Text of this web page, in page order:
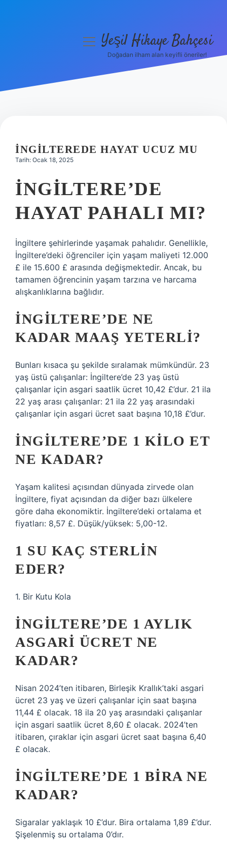
Hakkımızda
menüyüYeşil Hikaye Bahçesi
Doğadan ilham alan keyifli öneriler!
İNGILTEREDE HAYAT UCUZ MU
Tarih: Ocak 18, 2025
İNGILTERE’DE
HAYAT PAHALI MI?
İngiltere şehirlerinde yaşamak pahalıdır. Genellikle,
İngiltere’deki öğrenciler için yaşam maliyeti 12.000
£ ile 15.600 £ arasında değişmektedir. Ancak, bu
tamamen öğrencinin yaşam tarzına ve harcama
alışkanlıklarına bağlıdır.
İNGILTERE’DE NE
KADAR MAAŞ YETERLI?
Bunları kısaca şu şekilde sıralamak mümkündür. 23
yaş üstü çalışanlar: İngiltere’de 23 yaş üstü
çalışanlar için asgari saatlik ücret 10,42 £’dur. 21 ila
22 yaş arası çalışanlar: 21 ila 22 yaş arasındaki
çalışanlar için asgari ücret saat başına 10,18 £’dur.
İNGILTERE’DE 1 KILO ET
NE KADAR?
Yaşam kalitesi açısından dünyada zirvede olan
İngiltere, fiyat açısından da diğer bazı ülkelere
göre daha ekonomiktir. İngiltere’deki ortalama et
fiyatları: 8,57 £. Düşük/yüksek: 5,00-12.
1 SU KAÇ STERLIN
EDER?
1. Bir Kutu Kola
İNGILTERE’DE 1 AYLIK
ASGARI ÜCRET NE
KADAR?
Nisan 2024’ten itibaren, Birleşik Krallık’taki asgari
ücret 23 yaş ve üzeri çalışanlar için saat başına
11,44 £ olacak. 18 ila 20 yaş arasındaki çalışanlar
için asgari saatlik ücret 8,60 £ olacak. 2024’ten
itibaren, çıraklar için asgari ücret saat başına 6,40
£ olacak.
İNGILTERE’DE 1 BIRA NE
KADAR?
Sigaralar yaklaşık 10 £’dur. Bira ortalama 1,89 £’dur.
Şişelenmiş su ortalama 0’dır.